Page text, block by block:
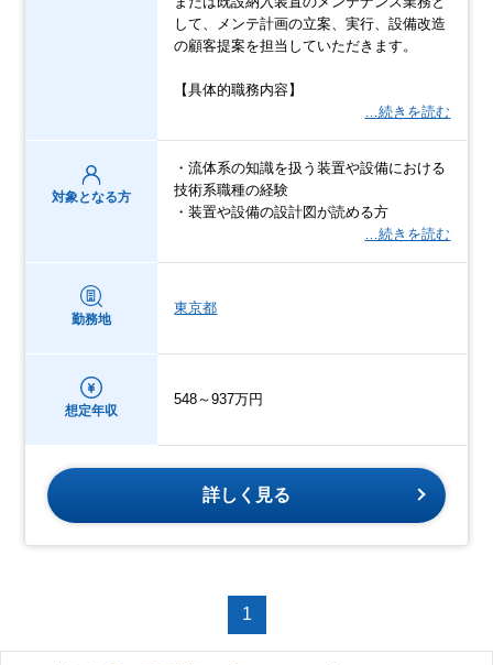
して、メンテ計画の立案、実行、設備改造
の顧客提案を担当していただきます。
【具体的職務内容】
…続きを読む
対象となる方
・流体系の知識を扱う装置や設備における
技術系職種の経験
・装置や設備の設計図が読める方
…続きを読む
勤務地
東京都
想定年収
548～937万円
詳しく見る
1